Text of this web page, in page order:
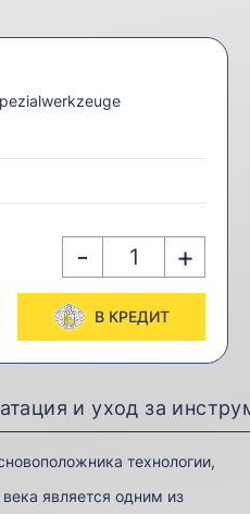
- +
В КРЕДИТ
и уход за
технологии,
является одним из